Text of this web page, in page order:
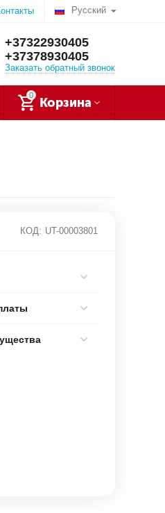
Русский
+37322930405
+37378930405
Заказать обратный звонок
0
Корзина
КОД: UT-00003801